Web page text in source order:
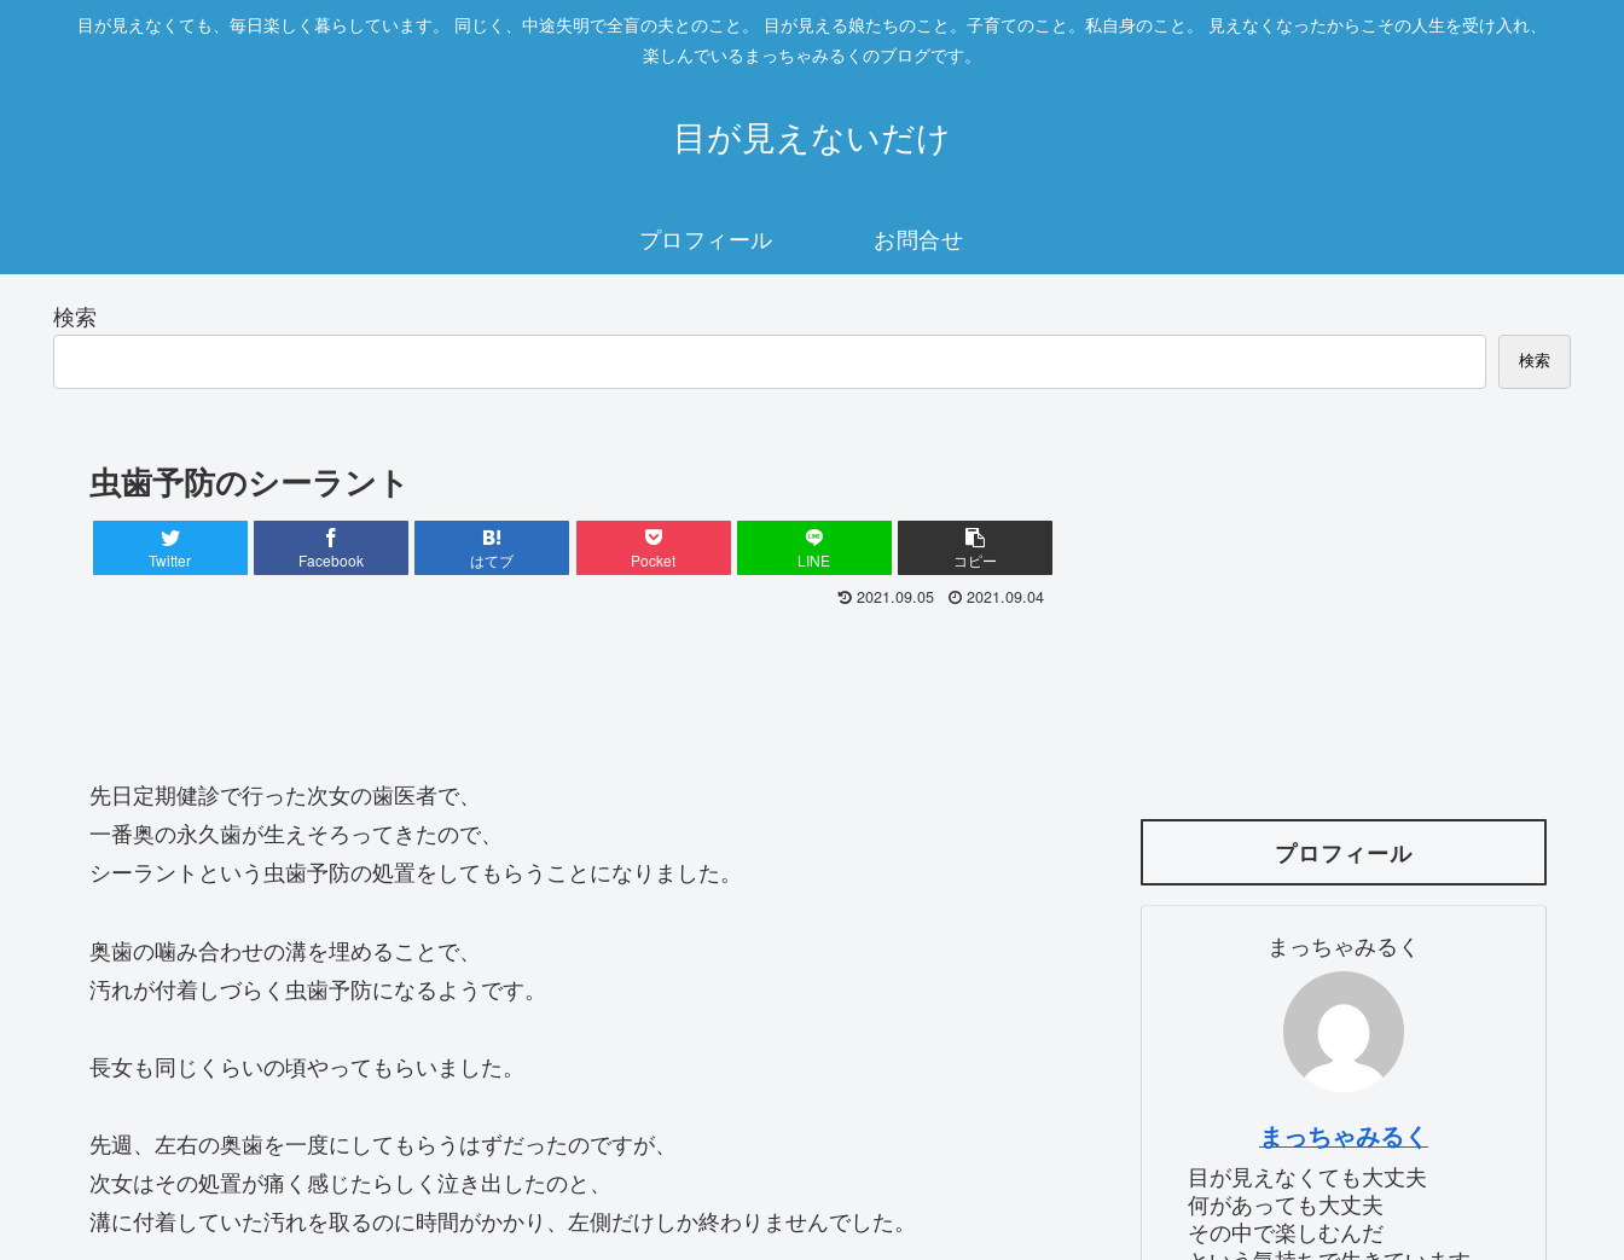
目が見えなくても、毎日楽しく暮らしています。 同じく、中途失明で全盲の夫とのこと。 目が見える娘たちのこと。子育てのこと。私自身のこと。 見えなくなったからこその人生を受け入れ、
楽しんでいるまっちゃみるくのブログです。
目が見えないだけ
プロフィール お問合せ
検索
検索
虫歯予防のシーラント
Twitter Facebook はてブ Pocket LINE コピー
2021.09.05 2021.09.04
先日定期健診で行った次女の歯医者で、
一番奥の永久歯が生えそろってきたので、
シーラントという虫歯予防の処置をしてもらうことになりました。
奥歯の噛み合わせの溝を埋めることで、
汚れが付着しづらく虫歯予防になるようです。
長女も同じくらいの頃やってもらいました。
先週、左右の奥歯を一度にしてもらうはずだったのですが、
次女はその処置が痛く感じたらしく泣き出したのと、
溝に付着していた汚れを取るのに時間がかかり、左側だけしか終わりませんでした。
プロフィール
まっちゃみるく
まっちゃみるく
目が見えなくても大丈夫
何があっても大丈夫
その中で楽しむんだ